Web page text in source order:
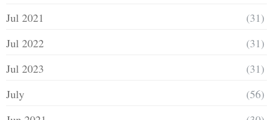
Jul 2021
(31)
Jul 2022
(31)
Jul 2023
(31)
July
(56)